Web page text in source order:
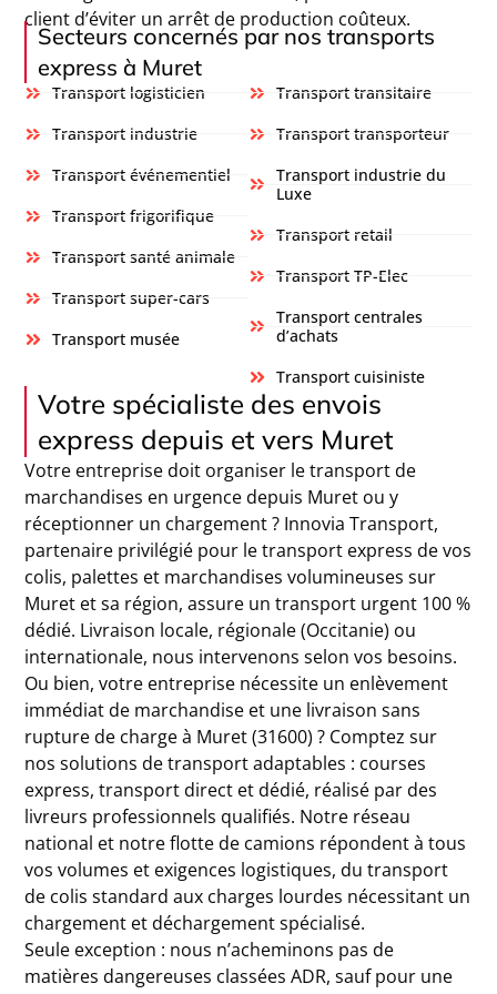
client d’éviter un arrêt de production coûteux.
Secteurs concernés par nos transports
express à Muret
Transport logisticien
Transport industrie
Transport événementiel
Transport frigorifique
Transport santé animale
Transport super-cars
Transport musée
Transport transitaire
Transport transporteur
Transport industrie du
Luxe
Transport retail
Transport TP-Elec
Transport centrales
d’achats
Transport cuisiniste
Votre spécialiste des envois
express depuis et vers Muret
Votre entreprise doit organiser le transport de
marchandises en urgence depuis Muret ou y
réceptionner un chargement ? Innovia Transport,
partenaire privilégié pour le transport express de vos
colis, palettes et marchandises volumineuses sur
Muret et sa région, assure un transport urgent 100 %
dédié. Livraison locale, régionale (Occitanie) ou
internationale, nous intervenons selon vos besoins.
Ou bien, votre entreprise nécessite un enlèvement
immédiat de marchandise et une livraison sans
rupture de charge à Muret (31600) ? Comptez sur
nos solutions de transport adaptables : courses
express, transport direct et dédié, réalisé par des
livreurs professionnels qualifiés. Notre réseau
national et notre flotte de camions répondent à tous
vos volumes et exigences logistiques, du transport
de colis standard aux charges lourdes nécessitant un
chargement et déchargement spécialisé.
Seule exception : nous n’acheminons pas de
matières dangereuses classées ADR, sauf pour une